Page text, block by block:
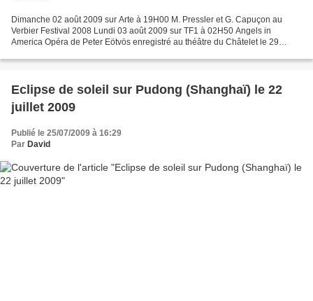
Dimanche 02 août 2009 sur Arte à 19H00 M. Pressler et G. Capuçon au
Verbier Festival 2008 Lundi 03 août 2009 sur TF1 à 02H50 Angels in
America Opéra de Peter Eötvös enregistré au théâtre du Châtelet le 29
Eclipse de soleil sur Pudong (Shanghaï) le 22
juillet 2009
Publié le 25/07/2009 à 16:29
Par David